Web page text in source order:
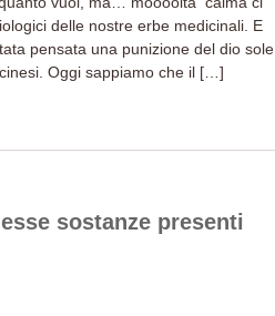
delle nostre erbe medicinali. E
pensata una punizione del dio sole
Oggi sappiamo che il […]
sostanze presenti